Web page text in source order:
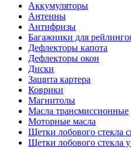
Аккумуляторы
Антенны
Антифризы
Багажники для
Дефлекторы капота
Дефлекторы окон
Диски
Защита картера
Коврики
Магнитолы
Масла трансмиссионные
Моторные масла
Щетки лобового стекла
Щетки лобового стекла